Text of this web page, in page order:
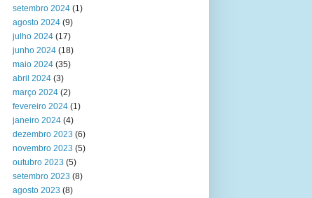
setembro 2024 (1)
agosto 2024 (9)
julho 2024 (17)
junho 2024 (18)
maio 2024 (35)
abril 2024 (3)
março 2024 (2)
fevereiro 2024 (1)
janeiro 2024 (4)
dezembro 2023 (6)
novembro 2023 (5)
outubro 2023 (5)
setembro 2023 (8)
agosto 2023 (8)